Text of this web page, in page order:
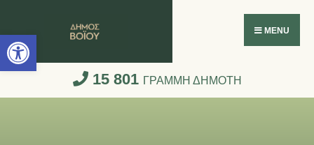
Ανοίξτε τη γραμμή εργαλείων
MENU
15 801 ΓΡΑΜΜΗ ΔΗΜΟΤΗ